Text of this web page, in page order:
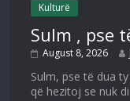
Kulturë
Sulm , pse
August 8, 2026
Sulm, pse të dua
që hezitoj se nuk